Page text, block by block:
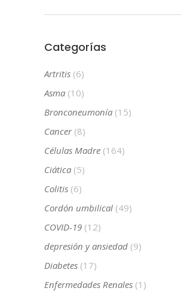
Categorías
Artritis (6)
Asma (10)
Bronconeumonía (15)
Cancer(8)
Células Madre (164)
Ciática (5)
Colitis (6)
Cordón umbilical (49)
COVID-19 (12)
depresión y ansiedad (9)
Diabetes (17)
Enfermedades Renales (1)